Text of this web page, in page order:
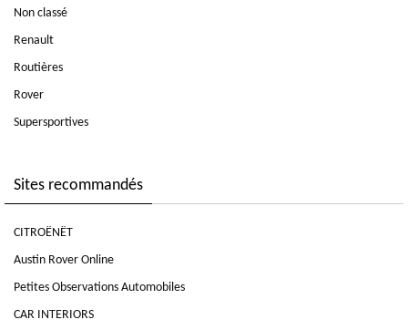
Non classé
Renault
Routières
Rover
Supersportives
Sites recommandés
CITROËNËT
Austin Rover Online
Petites Observations Automobiles
CAR INTERIORS